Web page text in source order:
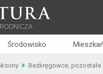
Środowisko
Bezkręgowce, pozostałe